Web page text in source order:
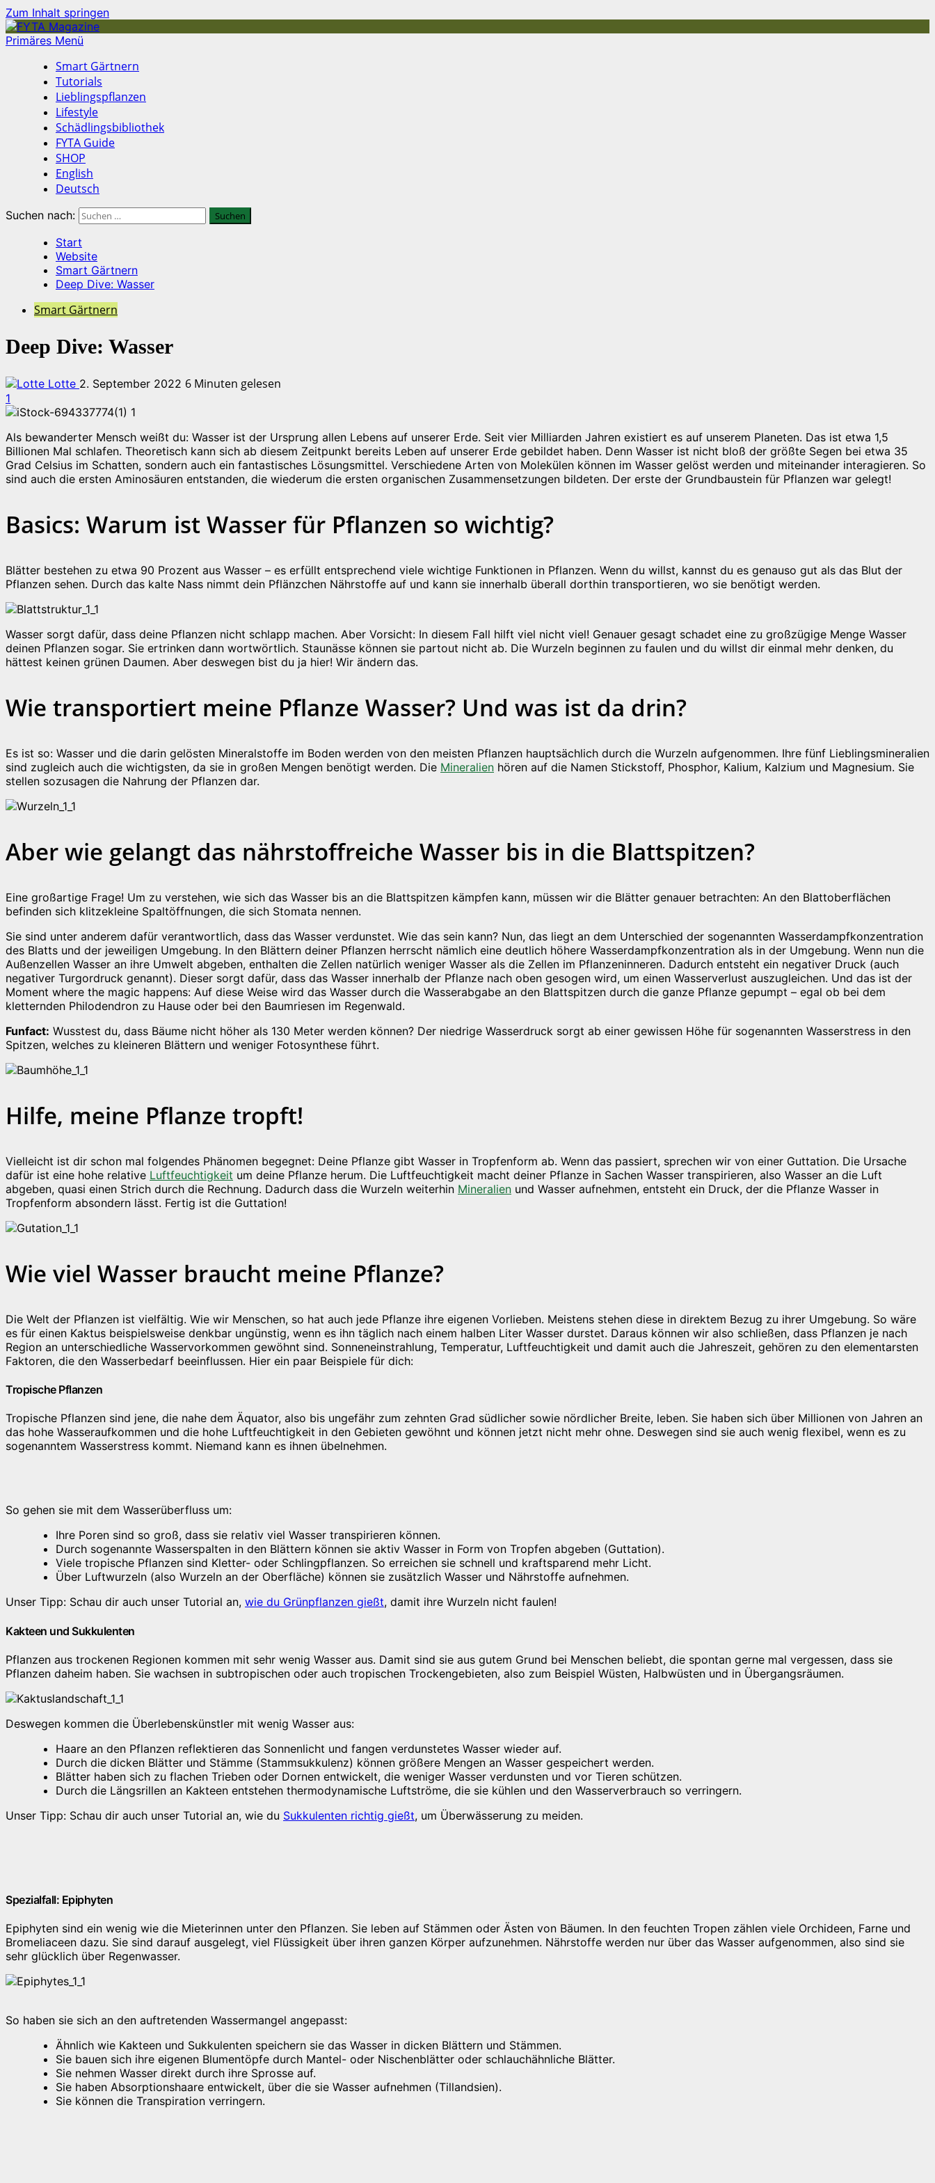
Zum Inhalt springen
Primäres Menü
Smart Gärtnern
Tutorials
Lieblingspflanzen
Lifestyle
Schädlingsbibliothek
FYTA Guide
SHOP
English
Deutsch
Suchen nach:
Start
Website
Smart Gärtnern
Deep Dive: Wasser
Smart Gärtnern
Deep Dive: Wasser
Lotte 2. September 2022 6 Minuten gelesen
1
Als bewanderter Mensch weißt du: Wasser ist der Ursprung allen Lebens auf unserer Erde. Seit vier Milliarden Jahren existiert es auf unserem Planeten. Das ist etwa 1,5
Billionen Mal schlafen. Theoretisch kann sich ab diesem Zeitpunkt bereits Leben auf unserer Erde gebildet haben. Denn Wasser ist nicht bloß der größte Segen bei etwa 35
Grad Celsius im Schatten, sondern auch ein fantastisches Lösungsmittel. Verschiedene Arten von Molekülen können im Wasser gelöst werden und miteinander interagieren. So
sind auch die ersten Aminosäuren entstanden, die wiederum die ersten organischen Zusammensetzungen bildeten. Der erste der Grundbaustein für Pflanzen war gelegt!
Basics: Warum ist Wasser für Pflanzen so wichtig?
Blätter bestehen zu etwa 90 Prozent aus Wasser – es erfüllt entsprechend viele wichtige Funktionen in Pflanzen. Wenn du willst, kannst du es genauso gut als das Blut der
Pflanzen sehen. Durch das kalte Nass nimmt dein Pflänzchen Nährstoffe auf und kann sie innerhalb überall dorthin transportieren, wo sie benötigt werden.
Wasser sorgt dafür, dass deine Pflanzen nicht schlapp machen. Aber Vorsicht: In diesem Fall hilft viel nicht viel! Genauer gesagt schadet eine zu großzügige Menge Wasser
deinen Pflanzen sogar. Sie ertrinken dann wortwörtlich. Staunässe können sie partout nicht ab. Die Wurzeln beginnen zu faulen und du willst dir einmal mehr denken, du
hättest keinen grünen Daumen. Aber deswegen bist du ja hier! Wir ändern das.
Wie transportiert meine Pflanze Wasser? Und was ist da drin?
Es ist so: Wasser und die darin gelösten Mineralstoffe im Boden werden von den meisten Pflanzen hauptsächlich durch die Wurzeln aufgenommen. Ihre fünf Lieblingsmineralien
sind zugleich auch die wichtigsten, da sie in großen Mengen benötigt werden. Die Mineralien hören auf die Namen Stickstoff, Phosphor, Kalium, Kalzium und Magnesium. Sie
stellen sozusagen die Nahrung der Pflanzen dar.
Aber wie gelangt das nährstoffreiche Wasser bis in die Blattspitzen?
Eine großartige Frage! Um zu verstehen, wie sich das Wasser bis an die Blattspitzen kämpfen kann, müssen wir die Blätter genauer betrachten: An den Blattoberflächen
befinden sich klitzekleine Spaltöffnungen, die sich Stomata nennen.
Sie sind unter anderem dafür verantwortlich, dass das Wasser verdunstet. Wie das sein kann? Nun, das liegt an dem Unterschied der sogenannten Wasserdampfkonzentration
des Blatts und der jeweiligen Umgebung. In den Blättern deiner Pflanzen herrscht nämlich eine deutlich höhere Wasserdampfkonzentration als in der Umgebung. Wenn nun die
Außenzellen Wasser an ihre Umwelt abgeben, enthalten die Zellen natürlich weniger Wasser als die Zellen im Pflanzeninneren. Dadurch entsteht ein negativer Druck (auch
negativer Turgordruck genannt). Dieser sorgt dafür, dass das Wasser innerhalb der Pflanze nach oben gesogen wird, um einen Wasserverlust auszugleichen. Und das ist der
Moment where the magic happens: Auf diese Weise wird das Wasser durch die Wasserabgabe an den Blattspitzen durch die ganze Pflanze gepumpt – egal ob bei dem
kletternden Philodendron zu Hause oder bei den Baumriesen im Regenwald.
Funfact: Wusstest du, dass Bäume nicht höher als 130 Meter werden können? Der niedrige Wasserdruck sorgt ab einer gewissen Höhe für sogenannten Wasserstress in den
Spitzen, welches zu kleineren Blättern und weniger Fotosynthese führt.
Hilfe, meine Pflanze tropft!
Vielleicht ist dir schon mal folgendes Phänomen begegnet: Deine Pflanze gibt Wasser in Tropfenform ab. Wenn das passiert, sprechen wir von einer Guttation. Die Ursache
dafür ist eine hohe relative Luftfeuchtigkeit um deine Pflanze herum. Die Luftfeuchtigkeit macht deiner Pflanze in Sachen Wasser transpirieren, also Wasser an die Luft
abgeben, quasi einen Strich durch die Rechnung. Dadurch dass die Wurzeln weiterhin Mineralien und Wasser aufnehmen, entsteht ein Druck, der die Pflanze Wasser in
Tropfenform absondern lässt. Fertig ist die Guttation!
Wie viel Wasser braucht meine Pflanze?
Die Welt der Pflanzen ist vielfältig. Wie wir Menschen, so hat auch jede Pflanze ihre eigenen Vorlieben. Meistens stehen diese in direktem Bezug zu ihrer Umgebung. So wäre
es für einen Kaktus beispielsweise denkbar ungünstig, wenn es ihn täglich nach einem halben Liter Wasser durstet. Daraus können wir also schließen, dass Pflanzen je nach
Region an unterschiedliche Wasservorkommen gewöhnt sind. Sonneneinstrahlung, Temperatur, Luftfeuchtigkeit und damit auch die Jahreszeit, gehören zu den elementarsten
Faktoren, die den Wasserbedarf beeinflussen. Hier ein paar Beispiele für dich:
Tropische Pflanzen
Tropische Pflanzen sind jene, die nahe dem Äquator, also bis ungefähr zum zehnten Grad südlicher sowie nördlicher Breite, leben. Sie haben sich über Millionen von Jahren an
das hohe Wasseraufkommen und die hohe Luftfeuchtigkeit in den Gebieten gewöhnt und können jetzt nicht mehr ohne. Deswegen sind sie auch wenig flexibel, wenn es zu
sogenanntem Wasserstress kommt. Niemand kann es ihnen übelnehmen.
So gehen sie mit dem Wasserüberfluss um:
Ihre Poren sind so groß, dass sie relativ viel Wasser transpirieren können.
Durch sogenannte Wasserspalten in den Blättern können sie aktiv Wasser in Form von Tropfen abgeben (Guttation).
Viele tropische Pflanzen sind Kletter- oder Schlingpflanzen. So erreichen sie schnell und kraftsparend mehr Licht.
Über Luftwurzeln (also Wurzeln an der Oberfläche) können sie zusätzlich Wasser und Nährstoffe aufnehmen.
Unser Tipp: Schau dir auch unser Tutorial an, wie du Grünpflanzen gießt, damit ihre Wurzeln nicht faulen!
Kakteen und Sukkulenten
Pflanzen aus trockenen Regionen kommen mit sehr wenig Wasser aus. Damit sind sie aus gutem Grund bei Menschen beliebt, die spontan gerne mal vergessen, dass sie
Pflanzen daheim haben. Sie wachsen in subtropischen oder auch tropischen Trockengebieten, also zum Beispiel Wüsten, Halbwüsten und in Übergangsräumen.
Deswegen kommen die Überlebenskünstler mit wenig Wasser aus:
Haare an den Pflanzen reflektieren das Sonnenlicht und fangen verdunstetes Wasser wieder auf.
Durch die dicken Blätter und Stämme (Stammsukkulenz) können größere Mengen an Wasser gespeichert werden.
Blätter haben sich zu flachen Trieben oder Dornen entwickelt, die weniger Wasser verdunsten und vor Tieren schützen.
Durch die Längsrillen an Kakteen entstehen thermodynamische Luftströme, die sie kühlen und den Wasserverbrauch so verringern.
Unser Tipp: Schau dir auch unser Tutorial an, wie du Sukkulenten richtig gießt, um Überwässerung zu meiden.
Spezialfall: Epiphyten
Epiphyten sind ein wenig wie die Mieterinnen unter den Pflanzen. Sie leben auf Stämmen oder Ästen von Bäumen. In den feuchten Tropen zählen viele Orchideen, Farne und
Bromeliaceen dazu. Sie sind darauf ausgelegt, viel Flüssigkeit über ihren ganzen Körper aufzunehmen. Nährstoffe werden nur über das Wasser aufgenommen, also sind sie
sehr glücklich über Regenwasser.
So haben sie sich an den auftretenden Wassermangel angepasst:
Ähnlich wie Kakteen und Sukkulenten speichern sie das Wasser in dicken Blättern und Stämmen.
Sie bauen sich ihre eigenen Blumentöpfe durch Mantel- oder Nischenblätter oder schlauchähnliche Blätter.
Sie nehmen Wasser direkt durch ihre Sprosse auf.
Sie haben Absorptionshaare entwickelt, über die sie Wasser aufnehmen (Tillandsien).
Sie können die Transpiration verringern.